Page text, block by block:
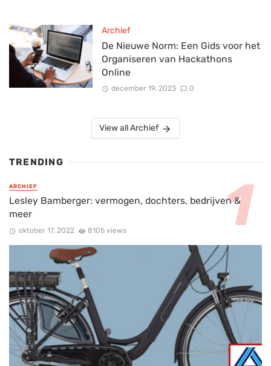
Archief
De Nieuwe Norm: Een Gids voor het
Organiseren van Hackathons
Online
december 19, 2023 0
View all Archief
TRENDING
ARCHIEF
Lesley Bamberger: vermogen, dochters, bedrijven &
meer
oktober 17, 2022 8105 views